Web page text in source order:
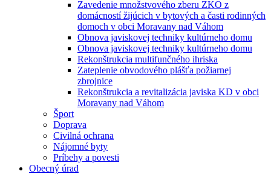
Zavedenie množstvového zberu ZKO z
domácností žijúcich v bytových a časti rodinných
domoch v obci Moravany nad Váhom
Obnova javiskovej techniky kultúrneho domu
Obnova javiskovej techniky kultúrneho domu
Rekonštrukcia multifunčného ihriska
Zateplenie obvodového plášťa požiarnej
zbrojnice
Rekonštrukcia a revitalizácia javiska KD v obci
Moravany nad Váhom
Šport
Doprava
Civilná ochrana
Nájomné byty
Príbehy a povesti
Obecný úrad